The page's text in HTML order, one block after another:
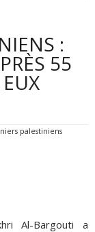
:
55
palestiniens
Al-Bargouti a